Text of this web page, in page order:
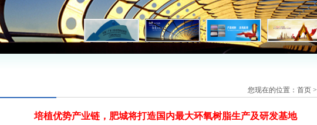
您现在的位置： 首页>
培植优势产业链，肥城将打造国内最大环氧树脂生产及研发基地